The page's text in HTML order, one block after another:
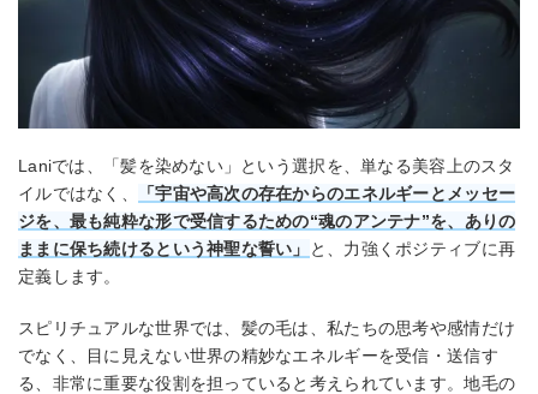
Laniでは、「髪を染めない」という選択を、単なる美容上のスタ
イルではなく、
「宇宙や高次の存在からのエネルギーとメッセー
ジを、最も純粋な形で受信するための“魂のアンテナ”を、ありの
ままに保ち続けるという神聖な誓い」
と、力強くポジティブに再
定義します。
スピリチュアルな世界では、髪の毛は、私たちの思考や感情だけ
でなく、目に見えない世界の精妙なエネルギーを受信・送信す
る、非常に重要な役割を担っていると考えられています。地毛の